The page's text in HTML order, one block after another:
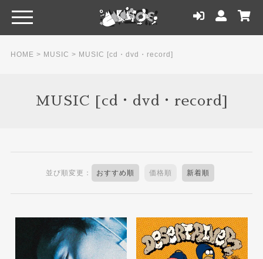
HOME > MUSIC > MUSIC [cd・dvd・record]
MUSIC [cd・dvd・record]
並び順変更： おすすめ順 価格順 新着順